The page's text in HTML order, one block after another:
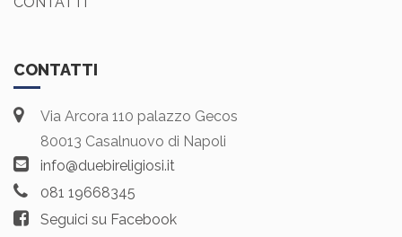
CONTATTI
Via Arcora 110 palazzo Gecos
80013 Casalnuovo di Napoli
info@duebireligiosi.it
081 19668345
Seguici su Facebook